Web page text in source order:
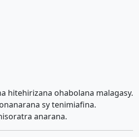
hitehirizana ohabolana malagasy.
sy tenimiafina.
anarana.